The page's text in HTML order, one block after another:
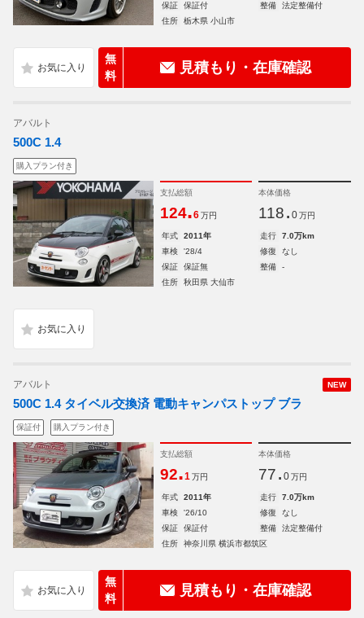
保証
保証付 整備
法定整備付
住所
栃木県 小山市
無
料
見積もり・在庫確認
アバルト
500C 1.4
購入プラン付き
支払総額
124.6 万円
本体価格
118. 0 万円
年式 2011年 走行
7.0万km
車検
'28/4 修復
なし
保証
保証無 整備
-
住所
秋田県 大仙市
NEW
アバルト
500C 1.4 タイベル交換済 電動キャンパストップ ブラ
保証付 購入プラン付き
支払総額
92.1 万円
本体価格
77. 0 万円
年式 2011年 走行
7.0万km
車検
'26/10 修復
なし
保証
保証付 整備
法定整備付
住所
神奈川県 横浜市都筑区
無
料
見積もり・在庫確認